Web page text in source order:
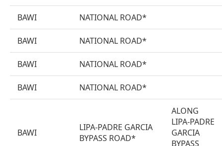
BAWI NATIONAL ROAD*
BAWI NATIONAL ROAD*
BAWI NATIONAL ROAD*
BAWI NATIONAL ROAD*
BAWI
LIPA-PADRE GARCIA
BYPASS ROAD*
ALONG
LIPA-PADRE
GARCIA
BYPASS